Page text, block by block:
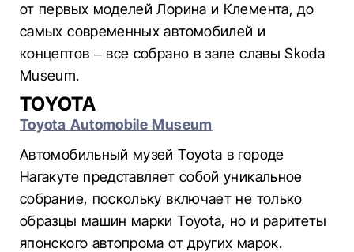
от первых моделей Лорина и Клемента, до
самых современных автомобилей и
концептов – все собрано в зале славы Skoda
Museum.
TOYOTA
Toyota Automobile Museum
Автомобильный музей Toyota в городе
Нагакуте представляет собой уникальное
собрание, поскольку включает не только
образцы машин марки Toyota, но и раритеты
японского автопрома от других марок.